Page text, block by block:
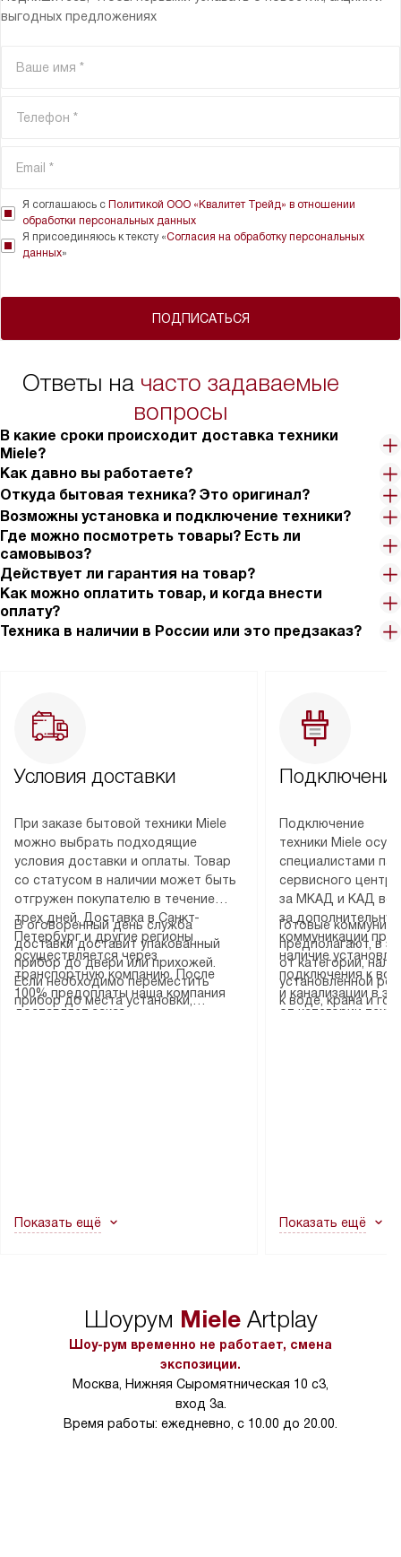
выгодных предложениях
ПОДПИСАТЬСЯ
Я соглашаюсь с Политикой ООО «Квалитет Трейд» в отношении
обработки персональных данных
Я присоединяюсь к тексту «Согласия на обработку персональных
данных»
Ответы на часто задаваемые
вопросы
В какие сроки происходит доставка техники
Miele?
Как давно вы работаете?
Откуда бытовая техника? Это оригинал?
Возможны установка и подключение техники?
Где можно посмотреть товары? Есть ли
самовывоз?
Действует ли гарантия на товар?
Как можно оплатить товар, и когда внести
оплату?
Техника в наличии в России или это предзаказ?
Условия доставки
При заказе бытовой техники Miele
можно выбрать подходящие
условия доставки и оплаты. Товар
со статусом в наличии может быть
отгружен покупателю в течение
трех дней. Доставка в Санкт-
Петербург и другие регионы
осуществляется через
транспортную компанию. После
100% предоплаты наша компания
доставляет заказ
В оговоренный день служба
доставки доставит упакованный
прибор до двери или прихожей.
Если необходимо переместить
прибор до места установки,
в гарантийном ремонте в будущем.
Показать ещё
Подключение
техники Miele
специалистами
сервисного
за МКАД и КАД
за
коммуникации
наличие
подключения к
и канализации в
от категории
Готовые
предполагают, в
от категории,
установленной
к воде, крана и
не включаются:
в условиях
тарифы на услуги
Показать ещё
Шоурум MieleArtplay
Шоу-рум временно не работает, смена
экспозиции.
Москва, Нижняя Сыромятническая 10 с3,
вход 3а.
Время работы: ежедневно, с 10.00 до 20.00.